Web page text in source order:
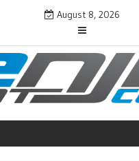
August 8, 2026
Permotoran